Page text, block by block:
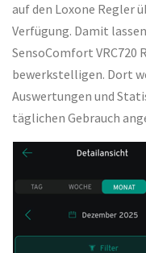
auf den Loxone Regler
Verfügung. Damit
SensoComfort VRC720
bewerkstelligen. Dort
Auswertungen und
täglichen Gebrauch